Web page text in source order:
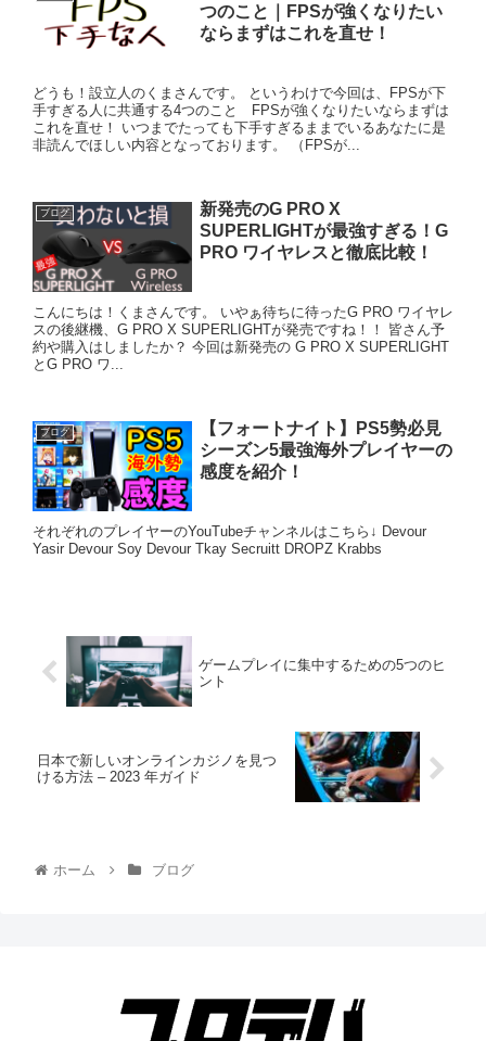
つのこと｜FPSが強くなりたい
ならまずはこれを直せ！
どうも！設立人のくまさんです。 というわけで今回は、FPSが下
手すぎる人に共通する4つのこと FPSが強くなりたいならまずは
これを直せ！ いつまでたっても下手すぎるままでいるあなたに是
非読んでほしい内容となっております。 （FPSが...
ブログ
新発売のG PRO X
SUPERLIGHTが最強すぎる！G
PRO ワイヤレスと徹底比較！
こんにちは！くまさんです。 いやぁ待ちに待ったG PRO ワイヤレ
スの後継機、G PRO X SUPERLIGHTが発売ですね！！ 皆さん予
約や購入はしましたか？ 今回は新発売の G PRO X SUPERLIGHT
とG PRO ワ...
ブログ
【フォートナイト】PS5勢必見
シーズン5最強海外プレイヤーの
感度を紹介！
それぞれのプレイヤーのYouTubeチャンネルはこちら↓ Devour
Yasir Devour Soy Devour Tkay Secruitt DROPZ Krabbs
ゲームプレイに集中するための5つのヒ
ント
日本で新しいオンラインカジノを見つ
ける方法 – 2023 年ガイド
ホーム ブログ